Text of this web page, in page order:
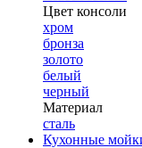
Цвет консоли
хром
бронза
золото
белый
черный
Материал
сталь
Кухонные